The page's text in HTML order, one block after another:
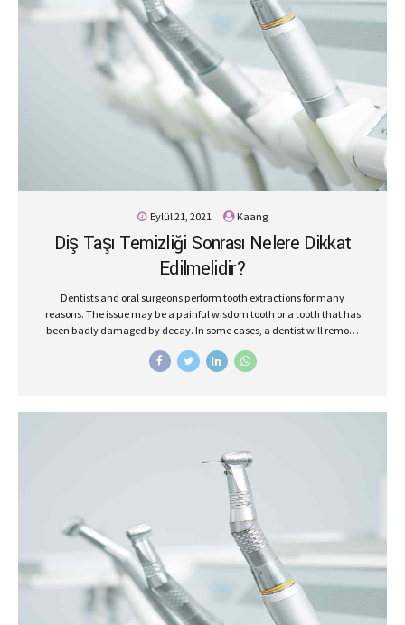
Eylül 21, 2021 Kaang
Diş Taşı Temizliği Sonrası Nelere Dikkat
Edilmelidir?
Dentists and oral surgeons perform tooth extractions for many
reasons. The issue may be a painful wisdom tooth or a tooth that has
been badly damaged by decay. In some cases, a dentist will remove